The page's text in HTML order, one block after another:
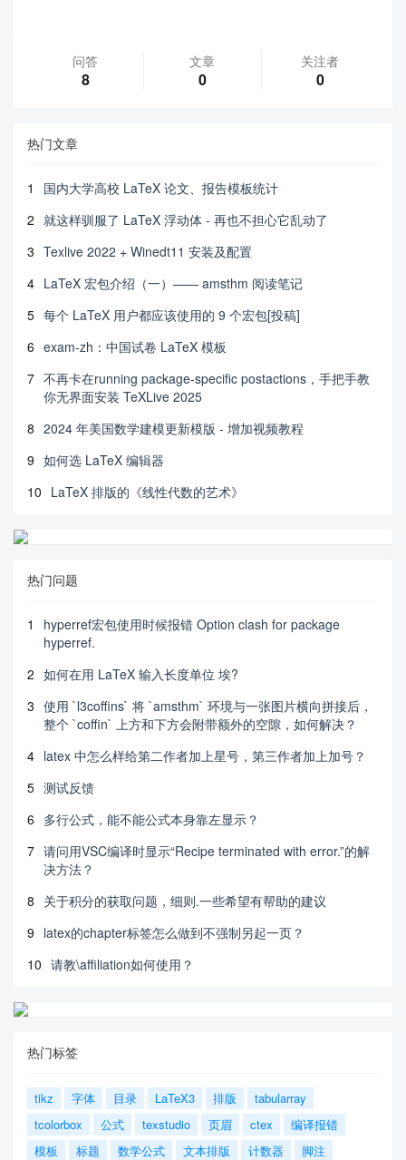
问答
8
文章
0
关注者
0
热门文章
1
国内大学高校 LaTeX 论文、报告模板统计
2 就这样驯服了 LaTeX 浮动体 - 再也不担心它乱动了
3 Texlive 2022 + Winedt11 安装及配置
4 LaTeX 宏包介绍（一）—— amsthm 阅读笔记
5 每个 LaTeX 用户都应该使用的 9 个宏包[投稿]
6 exam-zh：中国试卷 LaTeX 模板
7 不再卡在running package-specific postactions，手把手教
你无界面安装 TeXLive 2025
8 2024 年美国数学建模更新模版 - 增加视频教程
9 如何选 LaTeX 编辑器
10 LaTeX 排版的《线性代数的艺术》
热门问题
1
hyperref宏包使用时候报错 Option clash for package
hyperref.
2 如何在用 LaTeX 输入长度单位 埃?
3 使用 `l3coffins` 将 `amsthm` 环境与一张图片横向拼接后，
整个 `coffin` 上方和下方会附带额外的空隙，如何解决？
4 latex 中怎么样给第二作者加上星号，第三作者加上加号？
5 测试反馈
6 多行公式，能不能公式本身靠左显示？
7 请问用VSC编译时显示“Recipe terminated with error.”的解
决方法？
8 关于积分的获取问题，细则.一些希望有帮助的建议
9 latex的chapter标签怎么做到不强制另起一页？
10 请教\affiliation如何使用？
热门标签
tikz 字体 目录 LaTeX3 排版
tabularray
tcolorbox
公式 texstudio 页眉 ctex
编译报错
模板
标题 数学公式 文本排版 计数器
脚注